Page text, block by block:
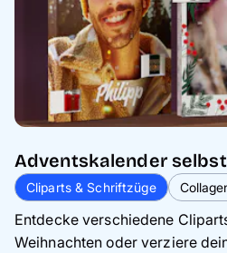
Adventskalender
Cliparts & Schriftzüge
Entdecke verschiedene
Weihnachten oder verziere